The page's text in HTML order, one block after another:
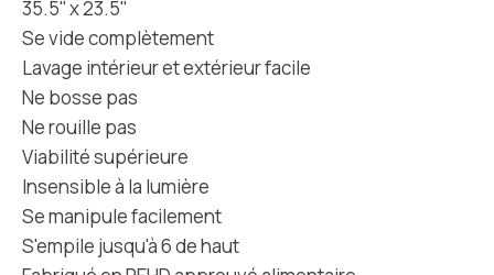
35.5'' x 23.5''
Se vide complètement
Lavage intérieur et extérieur facile
Ne bosse pas
Ne rouille pas
Viabilité supérieure
Insensible à la lumière
Se manipule facilement
S'empile jusqu'à 6 de haut